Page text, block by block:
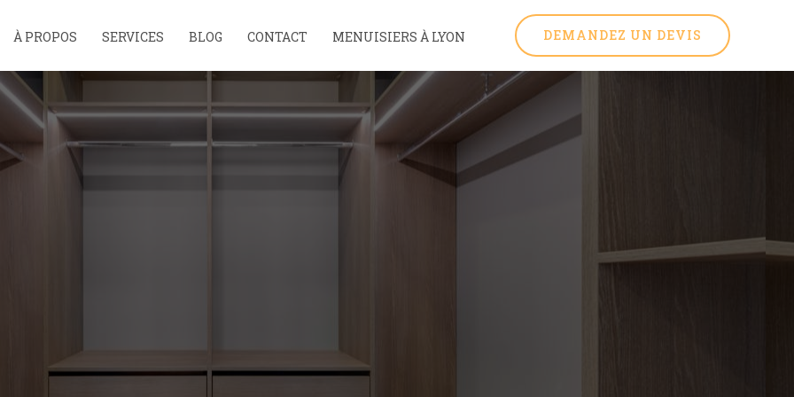
À PROPOS SERVICES BLOG CONTACT MENUISIERS À LYON DEMANDEZ UN DEVIS